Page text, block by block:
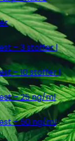
– 3 stoffer |
– 10 stoffer |
– 25 ng/ml
– 50 ng/ml